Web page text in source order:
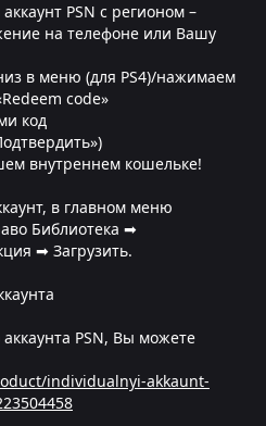
PSN с регионом –
на телефоне или Вашу
в меню (для PS4)/нажимаем
code»
код
внутреннем кошельке!
в главном меню
Библиотека ➡
➡ Загрузить.
PSN, Вы можете
individualnyi-akkaunt-